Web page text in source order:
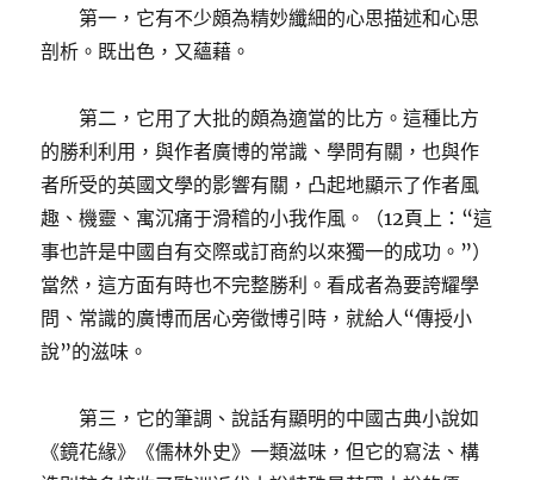
第一，它有不少頗為精妙纖細的心思描述和心思
剖析。既出色，又蘊藉。
第二，它用了大批的頗為適當的比方。這種比方
的勝利利用，與作者廣博的常識、學問有關，也與作
者所受的英國文學的影響有關，凸起地顯示了作者風
趣、機靈、寓沉痛于滑稽的小我作風。（12頁上：“這
事也許是中國自有交際或訂商約以來獨一的成功。”）
當然，這方面有時也不完整勝利。看成者為要誇耀學
問、常識的廣博而居心旁徵博引時，就給人“傳授小
說”的滋味。
第三，它的筆調、說話有顯明的中國古典小說如
《鏡花緣》《儒林外史》一類滋味，但它的寫法、構